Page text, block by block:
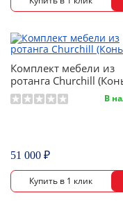
Комплект мебели из
ротанга Churchill
В
51 000 ₽